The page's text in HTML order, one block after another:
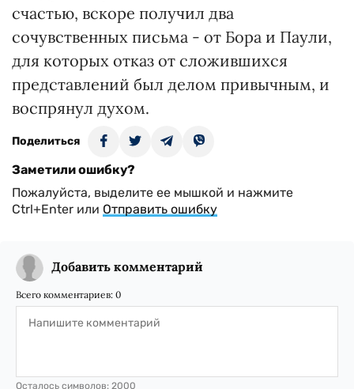
счастью, вскоре получил два
сочувственных письма - от Бора и Паули,
для которых отказ от сложившихся
представлений был делом привычным, и
воспрянул духом.
Поделиться
Заметили ошибку?
Пожалуйста, выделите ее мышкой и нажмите
Ctrl+Enter или Отправить ошибку
Добавить комментарий
Всего комментариев: 0
Осталось символов: 2000